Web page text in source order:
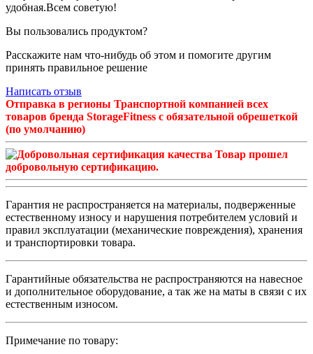
удобная.Всем советую!
Вы пользовались продуктом?
Расскажите нам что-нибудь об этом и помогите другим
принять правильное решение
Написать отзыв
Отправка в регионы Транспортной компанией всех
товаров бренда StorageFitness с обязательной обрешеткой
(по умолчанию)
Товар прошел
добровольную сертификацию.
Гарантия не распространяется на материалы, подверженные
естественному износу и нарушения потребителем условий и
правил эксплуатации (механические повреждения), хранения
и транспортировки товара.
Гарантийные обязательства не распространяются на навесное
и дополнительное оборудование, а так же на маты в связи с их
естественным износом.
Примечание по товару: